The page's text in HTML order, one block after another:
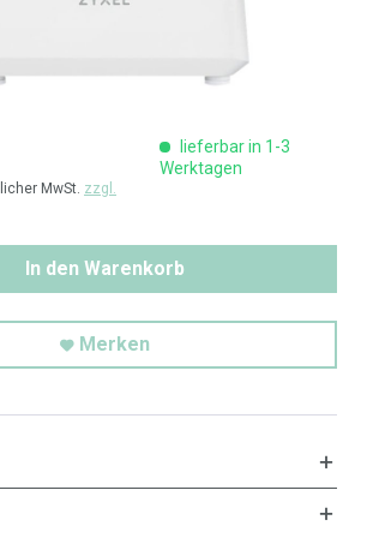
MwSt. zzgl.
lieferbar in 1-3
Werktagen
In den Warenkorb
Merken